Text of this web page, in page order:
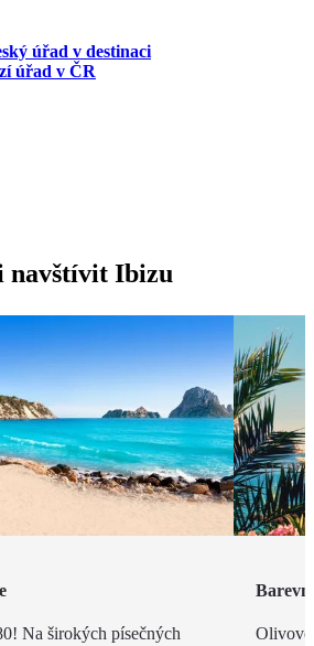
úřad v destinaci
úřad v ČR
navštívit Ibizu
Na širokých písečných
Olivové